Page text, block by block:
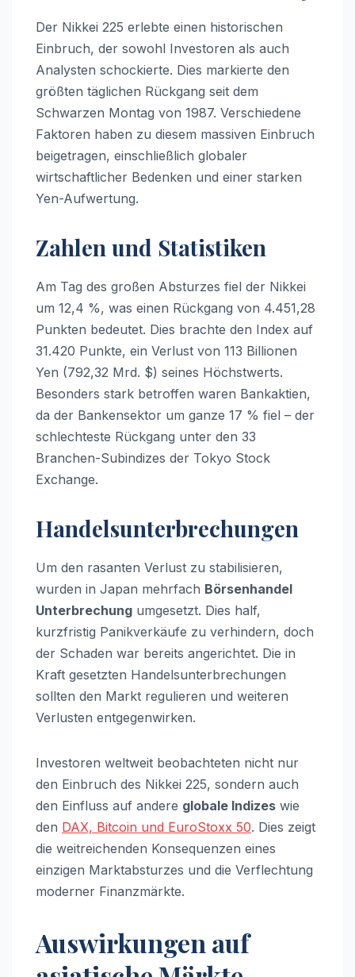
Der Nikkei 225 erlebte einen historischen
Einbruch, der sowohl Investoren als auch
Analysten schockierte. Dies markierte den
größten täglichen Rückgang seit dem
Schwarzen Montag von 1987. Verschiedene
Faktoren haben zu diesem massiven Einbruch
beigetragen, einschließlich globaler
wirtschaftlicher Bedenken und einer starken
Yen-Aufwertung.
Zahlen und Statistiken
Am Tag des großen Absturzes fiel der Nikkei
um 12,4 %, was einen Rückgang von 4.451,28
Punkten bedeutet. Dies brachte den Index auf
31.420 Punkte, ein Verlust von 113 Billionen
Yen (792,32 Mrd. $) seines Höchstwerts.
Besonders stark betroffen waren Bankaktien,
da der Bankensektor um ganze 17 % fiel – der
schlechteste Rückgang unter den 33
Branchen-Subindizes der Tokyo Stock
Exchange.
Handelsunterbrechungen
Um den rasanten Verlust zu stabilisieren,
wurden in Japan mehrfach Börsenhandel
Unterbrechung umgesetzt. Dies half,
kurzfristig Panikverkäufe zu verhindern, doch
der Schaden war bereits angerichtet. Die in
Kraft gesetzten Handelsunterbrechungen
sollten den Markt regulieren und weiteren
Verlusten entgegenwirken.
Investoren weltweit beobachteten nicht nur
den Einbruch des Nikkei 225, sondern auch
den Einfluss auf andere globale Indizes wie
den DAX, Bitcoin und EuroStoxx 50. Dies zeigt
die weitreichenden Konsequenzen eines
einzigen Marktabsturzes und die Verflechtung
moderner Finanzmärkte.
Auswirkungen auf